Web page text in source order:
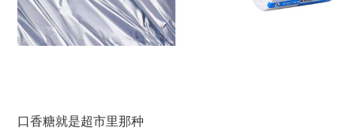
口香糖就是超市里那种